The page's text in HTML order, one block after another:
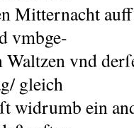
Mitternacht
vmbge-
Waltzen vnd
gleich
widrumb ein